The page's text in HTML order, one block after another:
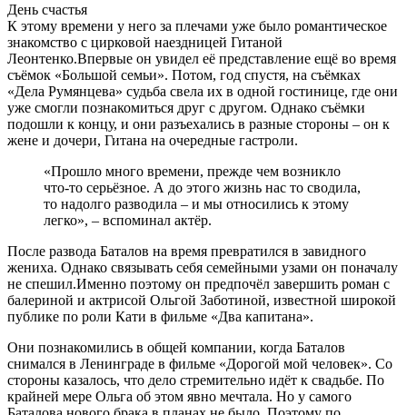
День счастья
К этому времени у него за плечами уже было романтическое
знакомство с цирковой наездницей Гитаной
Леонтенко.Впервые он увидел её представление ещё во время
съёмок «Большой семьи». Потом, год спустя, на съёмках
«Дела Румянцева» судьба свела их в одной гостинице, где они
уже смогли познакомиться друг с другом. Однако съёмки
подошли к концу, и они разъехались в разные стороны – он к
жене и дочери, Гитана на очередные гастроли.
«Прошло много времени, прежде чем возникло
что-то серьёзное. А до этого жизнь нас то сводила,
то надолго разводила – и мы относились к этому
легко», – вспоминал актёр.
После развода Баталов на время превратился в завидного
жениха. Однако связывать себя семейными узами он поначалу
не спешил.Именно поэтому он предпочёл завершить роман с
балериной и актрисой Ольгой Заботиной, известной широкой
публике по роли Кати в фильме «Два капитана».
Они познакомились в общей компании, когда Баталов
снимался в Ленинграде в фильме «Дорогой мой человек». Со
стороны казалось, что дело стремительно идёт к свадьбе. По
крайней мере Ольга об этом явно мечтала. Но у самого